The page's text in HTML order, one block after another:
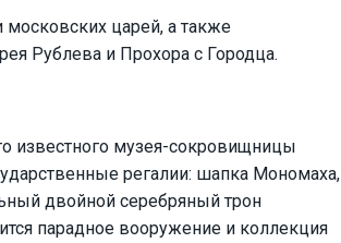
царей, а также
Рублева и Прохора с Городца.
известного музея-сокровищницы
регалии: шапка Мономаха,
двойной серебряный трон
парадное вооружение и коллекция